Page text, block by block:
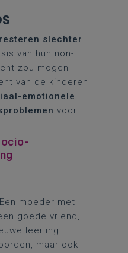
slechter
van hun non-
zou mogen
van de kinderen
emotionele
voor.
moeder met
goede vriend,
leerling.
maar ook